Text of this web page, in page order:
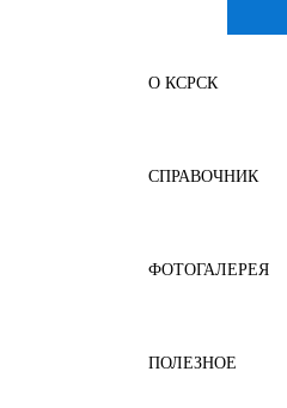
О КСРСК
СПРАВОЧНИК
ФОТОГАЛЕРЕЯ
ПОЛЕЗНОЕ